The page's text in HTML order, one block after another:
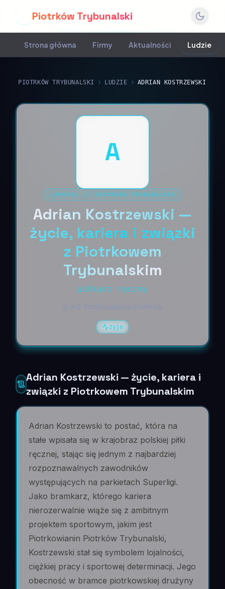
Piotrków Trybunalski
Strona główna Firmy Aktualności Ludzie
PIOTRKÓW TRYBUNALSKI LUDZIE ADRIAN KOSTRZEWSKI
A
PROFIL // PIOTRKÓW TRYBUNALSKI
Adrian Kostrzewski —
życie, kariera i związki
z Piotrkowem
Trybunalskim
piłkarz ręczny
żyje
Adrian Kostrzewski — życie, kariera i
związki z Piotrkowem Trybunalskim
Adrian Kostrzewski to postać, która na
stałe wpisała się w krajobraz polskiej piłki
ręcznej, stając się jednym z najbardziej
rozpoznawalnych zawodników
występujących na parkietach Superligi.
Jako bramkarz, którego kariera
nierozerwalnie wiąże się z ambitnym
projektem sportowym, jakim jest
Piotrkowianin Piotrków Trybunalski,
Kostrzewski stał się symbolem lojalności,
ciężkiej pracy i sportowej determinacji. Jego
obecność w bramce piotrkowskiej drużyny